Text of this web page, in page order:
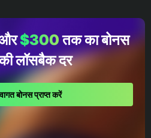
और$300तक का बोनस
लॉसबैक दर
बोनस प्राप्त करें